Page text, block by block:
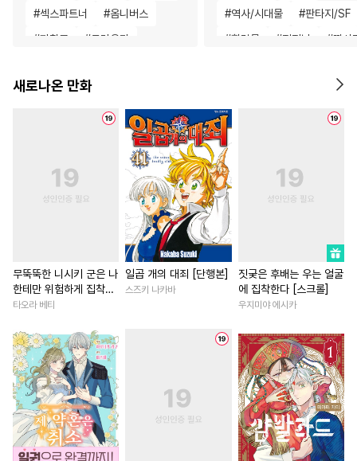
#섹스파트너 #옴니버스
#까칠공 #트라우마
#키작공 #연하공
하드코어
#강수
츤데레수
계략수
동거
개아가공
#만화단편
#미인공 #조폭공 #3P
#적극수 #부부 #조교
#동정공 #피폐물
#헌신수 #OO버스
#굴림수 #촉수
#능글수 #능욕수
미남수
#현대물 #사랑꾼공
#역사/시대물 #판타지/SF
#힐링물 #직진남 #짝사
친구
#
#죽음/살인
#
#로맨스
#육아물
#
#오피스물 #복
#
동거 #복수물
현대물
성장물 #동양풍
#
능글남 #서양풍
학원/캠퍼스 #성장물
연상연하 #철벽남
친구>연인 #소설원작
애증관계 #재벌남
새로나온 만화
무뚝뚝한 니시키 군은 나
한테만 위험하게 집착
[단행본]
타오라 베티
일곱 개의 대죄 [단행본]
스즈키 나카바
짓궂은 후배는 우는 얼굴
에 집착한다 [스크롤]
우지미야 에시카